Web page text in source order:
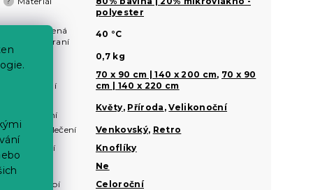
polyester
Doporučená
teplota praní
40 °C
Hmotnost 0,7 kg
povlečení
70 x 90 cm | 140 x 200 cm, 70 x 90
cm | 140 x 220 cm
povlečení
Květy, Příroda ,Velikonoční
? Styl povlečení Venkovský, Retro
Zapínání
Knoflíky
Nežehlivé
Ne
Roční období
Celoroční